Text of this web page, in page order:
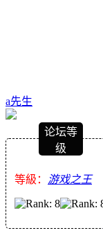
a先生
论坛等
级
等級： 游戏之王